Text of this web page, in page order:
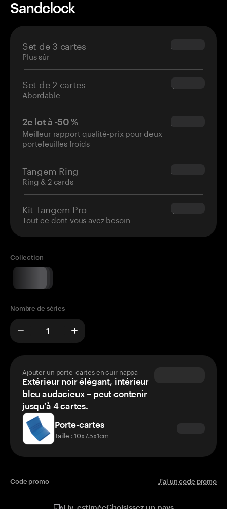
Sandclock
Set de 3 cartes
Plus sûr
$69.90
Set de 2 cartes
Abordable
$54.90
2e lot à -50 %
Meilleur rapport qualité-prix pour deux
portefeuilles froids
$34.95
Tangem Ring
Ring & 2 cards
$160.00
Kit Tangem Pro
Tout ce dont vous avez besoin
$180.00
Collection
Nombre de séries
Ajouter un porte-cartes en cuir nappa
Extérieur noir élégant, intérieur
bleu audacieux – peut contenir
jusqu'à 4 cartes.
Porte-cartes
Taille : 10x7.5x1cm
Code promo J'ai un code promo